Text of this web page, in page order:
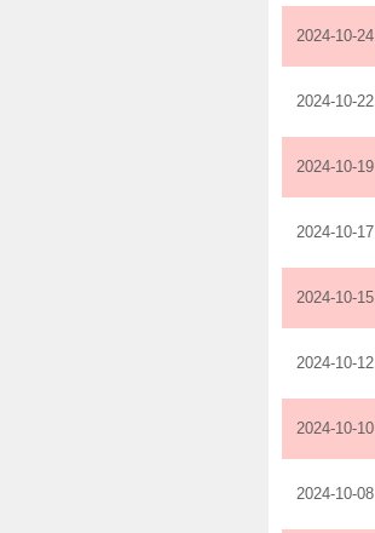
2024-10-24
2024-10-22
2024-10-19
2024-10-17
2024-10-15
2024-10-12
2024-10-10
2024-10-08